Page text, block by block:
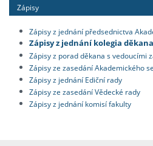
Zápisy
Zápisy z jednání předsednictva
Zápisy z jednání kolegia děkana
Zápisy z porad děkana s vedoucími
Zápisy ze zasedání Akademického
Zápisy z jednání Ediční rady
Zápisy ze zasedání Vědecké rady
Zápisy z jednání komisí fakulty